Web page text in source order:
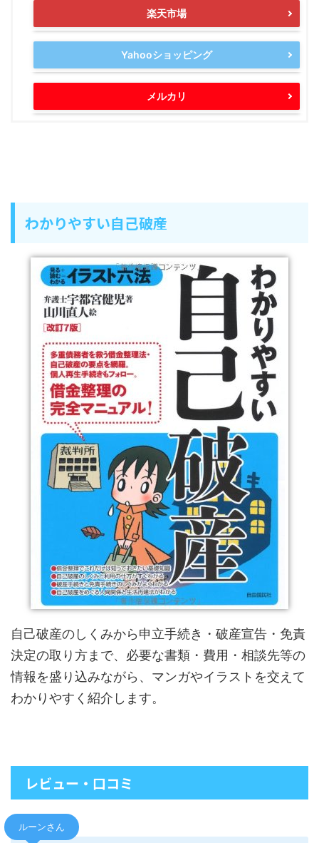
楽天市場
Yahooショッピング
メルカリ
わかりやすい自己破産
自己破産のしくみから申立手続き・破産宣告・免責
決定の取り方まで、必要な書類・費用・相談先等の
情報を盛り込みながら、マンガやイラストを交えて
わかりやすく紹介します。
レビュー・口コミ
ルーンさん